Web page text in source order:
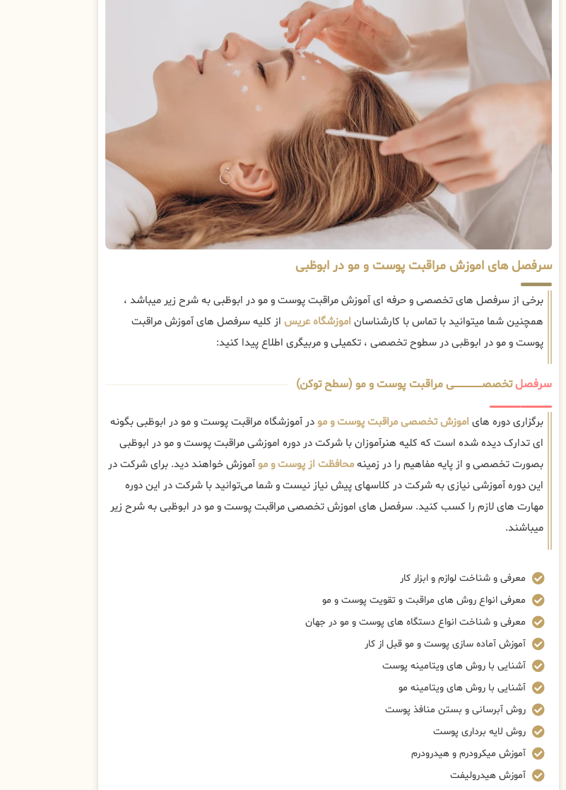
سرفصل های اموزش مراقبت پوست و مو در ابوظبی
برخی از سرفصل های تخصصی و حرفه ای آموزش مراقبت پوست و مو در ابوظبی به شرح زیر میباشد ،
همچنین شما میتوانید با تماس با کارشناسان اموزشگاه عریس از کلیه سرفصل های آموزش مراقبت
پوست و مو در ابوظبی در سطوح تخصصی ، تکمیلی و مربیگری اطلاع پیدا کنید:
سرفصلتخصصــــــــــــــــــــی مراقبت پوست و مو (سطح توکن)
برگزاری دوره های اموزش تخصصی مراقبت پوست و مودر آموزشگاه مراقبت پوست و مو در ابوظبی بگونه
ای تدارک دیده شده است که کلیه هنرآموزان با شرکت در دوره اموزشی مراقبت پوست و مو در ابوظبی
بصورت تخصصی و از پایه مفاهیم را در زمینهمحافظت از پوست و موآموزش خواهند دید. برای شرکت در
این دوره آموزشی نیازی به شرکت در کلاسهای پیش نیاز نیست و شما می‌توانید با شرکت در این دوره
مهارت های لازم را کسب کنید. سرفصل های اموزش تخصصی مراقبت پوست و مو در ابوظبی به شرح زیر
میباشند.
معرفی و شناخت لوازم و ابزار کار
معرفی انواع روش های مراقبت و تقویت پوست و مو
معرفی و شناخت انواع دستگاه های پوست و مو در جهان
آموزش آماده سازی پوست و مو قبل از کار
آشنایی با روش های ویتامینه پوست
آشنایی با روش های ویتامینه مو
روش آبرسانی و بستن منافذ پوست
روش لایه برداری پوست
آموزش میکرودرم و هیدرودرم
آموزش هیدرولیفت